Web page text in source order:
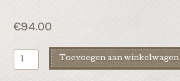
€94.00
Zakelijk
cadeau
Toevoegen aan winkelwagen